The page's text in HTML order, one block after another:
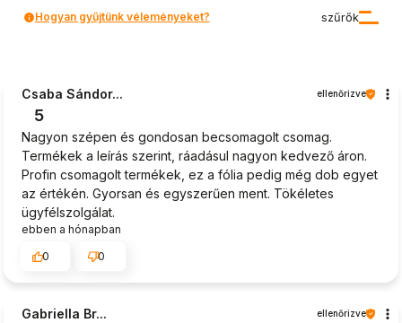
szűrők
Hogyan gyűjtünk véleményeket?
Csaba Sándor... ellenőrizve
5
Nagyon szépen és gondosan becsomagolt csomag.
Termékek a leírás szerint, ráadásul nagyon kedvező áron.
Profin csomagolt termékek, ez a fólia pedig még dob egyet
az értékén. Gyorsan és egyszerűen ment. Tökéletes
ügyfélszolgálat.
ebben a hónapban
0
0
Gabriella Br... ellenőrizve